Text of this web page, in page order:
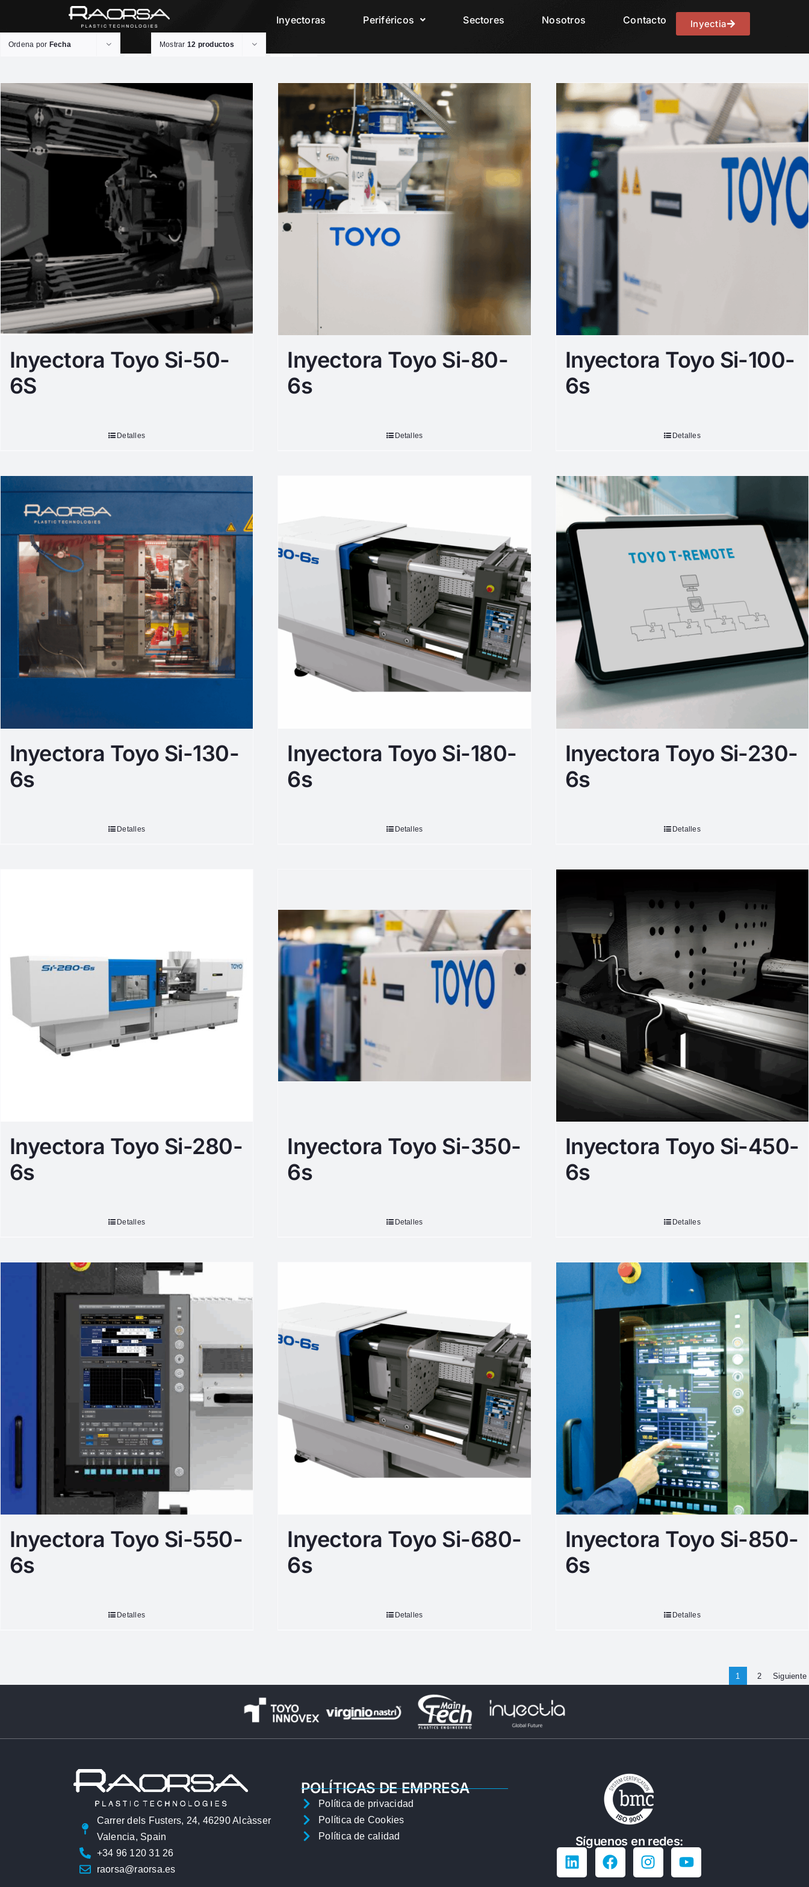
Inyectoras Periféricos Sectores Nosotros Contacto Inyectia
Ordena por Fecha Mostrar 12 productos
Inyectora Toyo Si-50-
6S
Detalles
Inyectora Toyo Si-80-
6s
Detalles
Inyectora Toyo Si-100-
6s
Detalles
Inyectora Toyo Si-130-
6s
Detalles
Inyectora Toyo Si-180-
6s
Detalles
Inyectora Toyo Si-230-
6s
Detalles
Inyectora Toyo Si-280-
6s
Detalles
Inyectora Toyo Si-350-
6s
Detalles
Inyectora Toyo Si-450-
6s
Detalles
Inyectora Toyo Si-550-
6s
Detalles
Inyectora Toyo Si-680-
6s
Detalles
Inyectora Toyo Si-850-
6s
Detalles
1 2 Siguiente
Carrer dels Fusters, 24, 46290 Alcàsser
Valencia, Spain
+34 96 120 31 26
raorsa@raorsa.es
POLÍTICAS DE EMPRESA
Política de privacidad
Política de Cookies
Política de calidad
Síguenos en redes: